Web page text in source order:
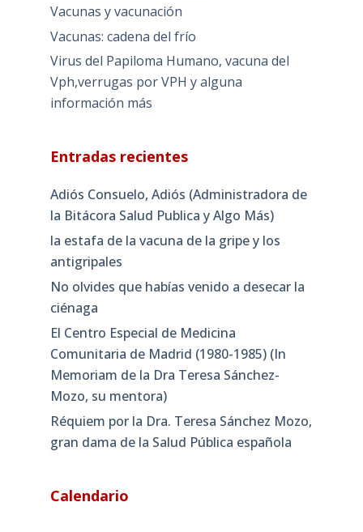
Vacunas y vacunación
Vacunas: cadena del frío
Virus del Papiloma Humano, vacuna del
Vph,verrugas por VPH y alguna
información más
Entradas recientes
Adiós Consuelo, Adiós (Administradora de
la Bitácora Salud Publica y Algo Más)
la estafa de la vacuna de la gripe y los
antigripales
No olvides que habías venido a desecar la
ciénaga
El Centro Especial de Medicina
Comunitaria de Madrid (1980-1985) (In
Memoriam de la Dra Teresa Sánchez-
Mozo, su mentora)
Réquiem por la Dra. Teresa Sánchez Mozo,
gran dama de la Salud Pública española
Calendario